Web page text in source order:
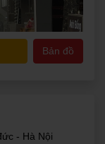
Bản đồ
- Hà Nội